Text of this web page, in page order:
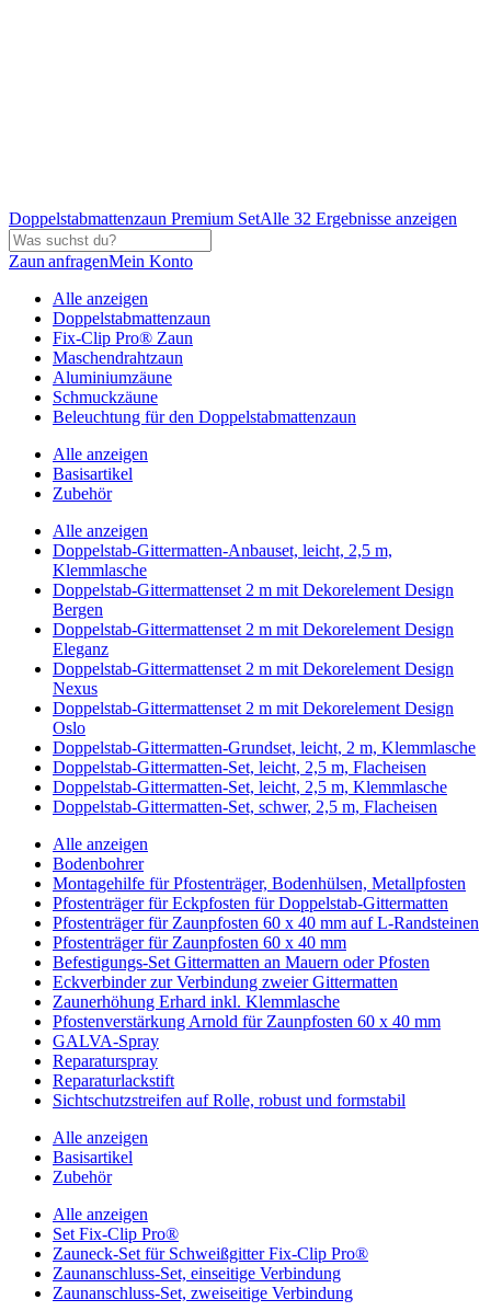
Doppelstabmattenzaun Premium SetAlle 32 Ergebnisse anzeigen
Zaun anfragenMein Konto
Alle anzeigen
Doppelstabmattenzaun
Fix-Clip Pro® Zaun
Maschendrahtzaun
Aluminiumzäune
Schmuckzäune
Beleuchtung für den Doppelstabmattenzaun
Alle anzeigen
Basisartikel
Zubehör
Alle anzeigen
Doppelstab-Gittermatten-Anbauset, leicht, 2,5 m,
Klemmlasche
Doppelstab-Gittermattenset 2 m mit Dekorelement Design
Bergen
Doppelstab-Gittermattenset 2 m mit Dekorelement Design
Eleganz
Doppelstab-Gittermattenset 2 m mit Dekorelement Design
Nexus
Doppelstab-Gittermattenset 2 m mit Dekorelement Design
Oslo
Doppelstab-Gittermatten-Grundset, leicht, 2 m, Klemmlasche
Doppelstab-Gittermatten-Set, leicht, 2,5 m, Flacheisen
Doppelstab-Gittermatten-Set, leicht, 2,5 m, Klemmlasche
Doppelstab-Gittermatten-Set, schwer, 2,5 m, Flacheisen
Alle anzeigen
Bodenbohrer
Montagehilfe für Pfostenträger, Bodenhülsen, Metallpfosten
Pfostenträger für Eckpfosten für Doppelstab-Gittermatten
Pfostenträger für Zaunpfosten 60 x 40 mm auf L-Randsteinen
Pfostenträger für Zaunpfosten 60 x 40 mm
Befestigungs-Set Gittermatten an Mauern oder Pfosten
Eckverbinder zur Verbindung zweier Gittermatten
Zaunerhöhung Erhard inkl. Klemmlasche
Pfostenverstärkung Arnold für Zaunpfosten 60 x 40 mm
GALVA-Spray
Reparaturspray
Reparaturlackstift
Sichtschutzstreifen auf Rolle, robust und formstabil
Alle anzeigen
Basisartikel
Zubehör
Alle anzeigen
Set Fix-Clip Pro®
Zauneck-Set für Schweißgitter Fix-Clip Pro®
Zaunanschluss-Set, einseitige Verbindung
Zaunanschluss-Set, zweiseitige Verbindung